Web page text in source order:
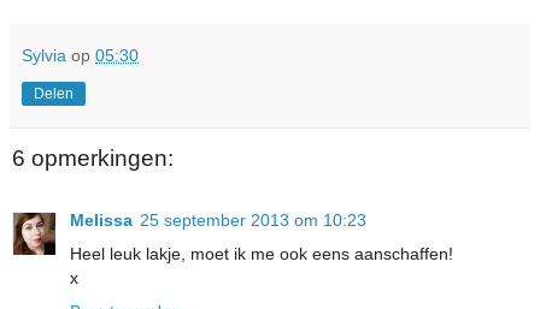
Sylvia op 05:30
Delen
6 opmerkingen:
Melissa 25 september 2013 om 10:23
Heel leuk lakje, moet ik me ook eens aanschaffen!
x